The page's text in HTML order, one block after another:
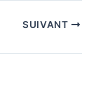
SUIVANT